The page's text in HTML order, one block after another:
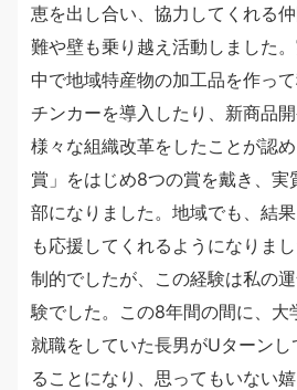
恵を出し合い、協力してくれる
難や壁も乗り越え活動しました
中で地域特産物の加工品を作っ
チンカーを導入したり、新商品
様々な組織改革をしたことが認
賞」をはじめ8つの賞を戴き、実
部になりました。地域でも、結
も応援してくれるようになりま
制的でしたが、この経験は私の
験でした。この8年間の間に、大
就職をしていた長男がUターン
ることになり、思ってもいない